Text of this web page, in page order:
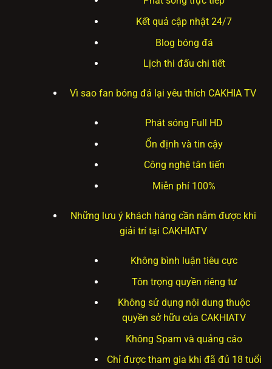
Kết quả cập nhật 24/7
Blog bóng đá
Lịch thi đấu chi tiết
Vì sao fan bóng đá lại yêu thích CAKHIA TV
Phát sóng Full HD
Ổn định và tin cậy
Công nghệ tân tiến
Miễn phí 100%
Những lưu ý khách hàng cần nắm được khi
giải trí tại CAKHIATV
Không bình luận tiêu cực
Tôn trọng quyền riêng tư
Không sử dụng nội dung thuộc
quyền sở hữu của CAKHIATV
Không Spam và quảng cáo
Chỉ được tham gia khi đã đủ 18 tuổi